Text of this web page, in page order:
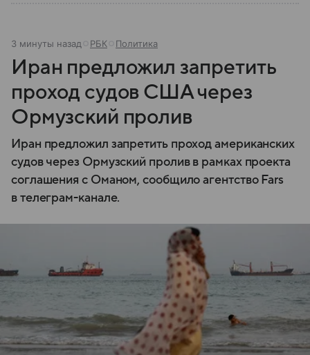
3 минуты назад РБК Политика
Иран предложил запретить
проход судов США через
Ормузский пролив
Иран предложил запретить проход американских
судов через Ормузский пролив в рамках проекта
соглашения с Оманом, сообщило агентство Fars
в телеграм-канале.